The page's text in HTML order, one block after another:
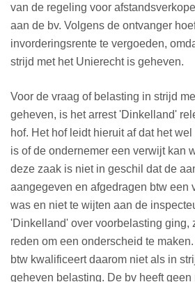
van de regeling voor
aan de bv. Volgens de ontvanger
invorderingsrente te vergoeden,
strijd met het Unierecht is geheven.
Voor de vraag of belasting in strijd
geheven, is het arrest 'Dinkelland'
hof. Het hof leidt hieruit af dat het
is of de ondernemer een verwijt kan
deze zaak is niet in geschil dat de
aangegeven en afgedragen btw een
was en niet te wijten aan de
'Dinkelland' over voorbelasting ging,
reden om een onderscheid te
btw kwalificeert daarom niet als in
geheven belasting. De bv heeft